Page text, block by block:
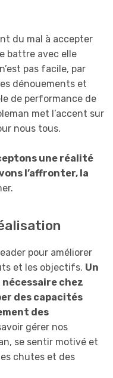
du mal à accepter
battre avec elle
pas facile, par
dénouements et
de performance de
met l’accent sur
nous tous.
une réalité
l’affronter, la
pour améliorer
et les objectifs. Un
chez
des capacités
des
gérer nos
se sentir motivé et
chutes et des